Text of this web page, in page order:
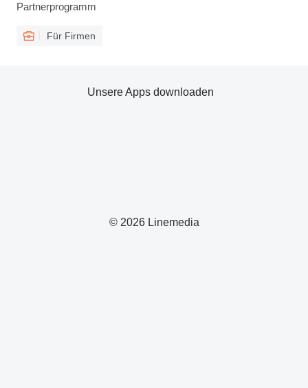
Partnerprogramm
Für Firmen
© 2026 Linemedia
Unsere Apps downloaden